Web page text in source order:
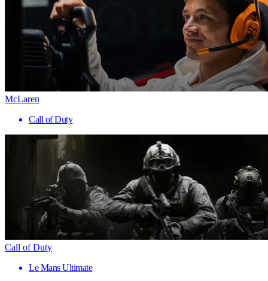
McLaren
Call of Duty
Call of Duty
Le Mans Ultimate